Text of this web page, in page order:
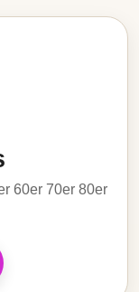
60er 70er 80er